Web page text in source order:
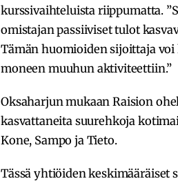
kurssivaihteluista riippumatta.
omistajan passiiviset tulot
Tämän huomioiden sijoittaja voi
moneen muuhun aktiviteettiin.”
Oksaharjun mukaan Raision
kasvattaneita suurehkoja
Kone, Sampo ja Tieto.
Tässä yhtiöiden keskimääräiset